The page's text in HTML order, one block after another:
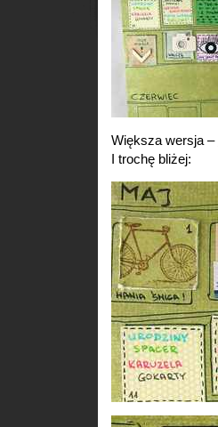
Większa wersja –
I trochę bliżej: